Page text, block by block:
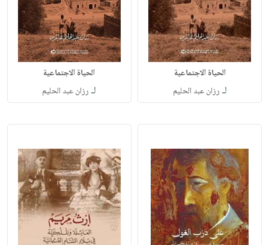
الحياة الاجتماعية
لـ رزان عبد الحليم
الحياة الاجتماعية
لـ رزان عبد الحليم